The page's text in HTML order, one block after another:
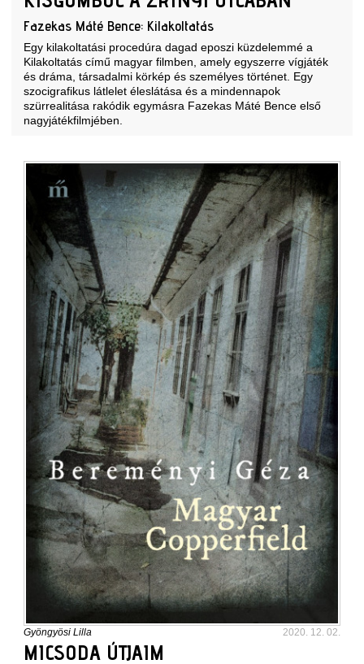
Fazekas Máté Bence: Kilakoltatás
Egy kilakoltatási procedúra dagad eposzi küzdelemmé a
Kilakoltatás című magyar filmben, amely egyszerre vígjáték
és dráma, társadalmi körkép és személyes történet. Egy
szocigrafikus látlelet éleslátása és a mindennapok
szürrealitása rakódik egymásra Fazekas Máté Bence első
nagyjátékfilmjében.
Gyöngyösi Lilla 2020. 12. 02.
MICSODA ÚTJAIM